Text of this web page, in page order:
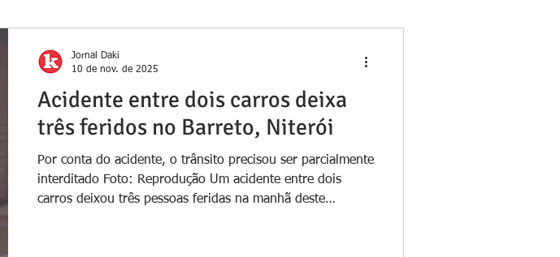
Acidente entre dois carros deixa
três feridos no Barreto, Niterói
Por conta do acidente, o trânsito precisou ser parcialmente
interditado Foto: Reprodução Um acidente entre dois
carros deixou três pessoas feridas na manhã deste
Jornal Daki
10 de nov. de 2025